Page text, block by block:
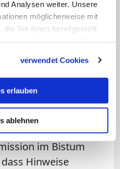
Analysen weiter. Unsere
möglicherweise mit
die Sie ihnen bereitgestellt
verwendet Cookies
erlauben
ablehnen
des Falles
im Saarland lebte,
Fall. In
sie herausfinden, ob
und nicht
Zuletzt hatte die
im Bistum
Hinweise